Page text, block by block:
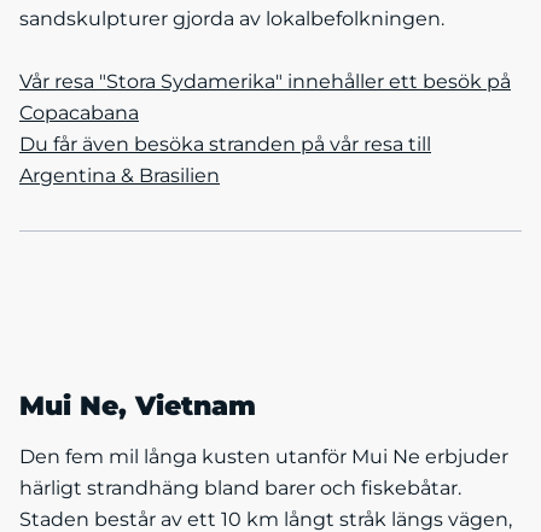
sandskulpturer gjorda av lokalbefolkningen.
Vår resa "Stora Sydamerika" innehåller ett besök på
Copacabana
Du får även besöka stranden på vår resa till
Argentina & Brasilien
Mui Ne, Vietnam
Den fem mil långa kusten utanför Mui Ne erbjuder
härligt strandhäng bland barer och fiskebåtar.
Staden består av ett 10 km långt stråk längs vägen,